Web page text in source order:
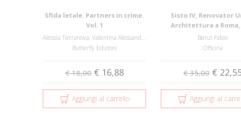
Sfida letale. Partners in crime.
Vol. 1
Alessia Terranova; Valentina Alessandrella
Butterfly Edizioni
€ 18,00 € 16,88
Aggiungi al carrello
Sisto IV, Renovator
Architettura a Roma,
Benzi Fabio
Officina
€ 35,00 €
Aggiungi al